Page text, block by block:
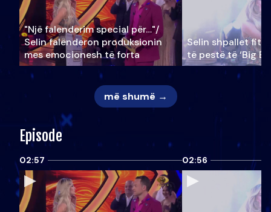
"Një falenderim special për…"/
Selin falënderon produksionin
mes emocionesh të forta
Selin shpallet
të pestë të ‘Big
më shumë →
Episode
02:57 02:56